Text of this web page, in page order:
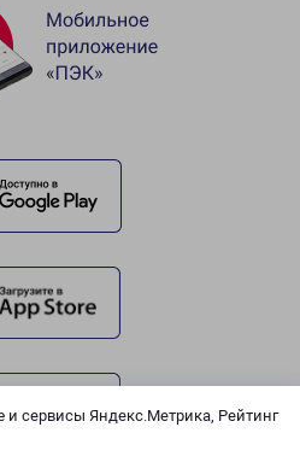
сервисы Яндекс.Метрика, Рейтинг